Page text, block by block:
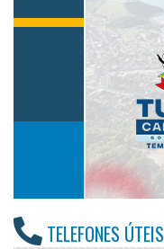
TELEFONES ÚTEIS